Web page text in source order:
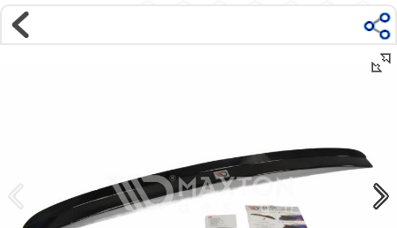
Магазин
Интернет-магазин �...
г. Москва, м.ВДНХ
ул Ярославская д9 к2с5
Маршрут на Авто
|Маршрут пешком